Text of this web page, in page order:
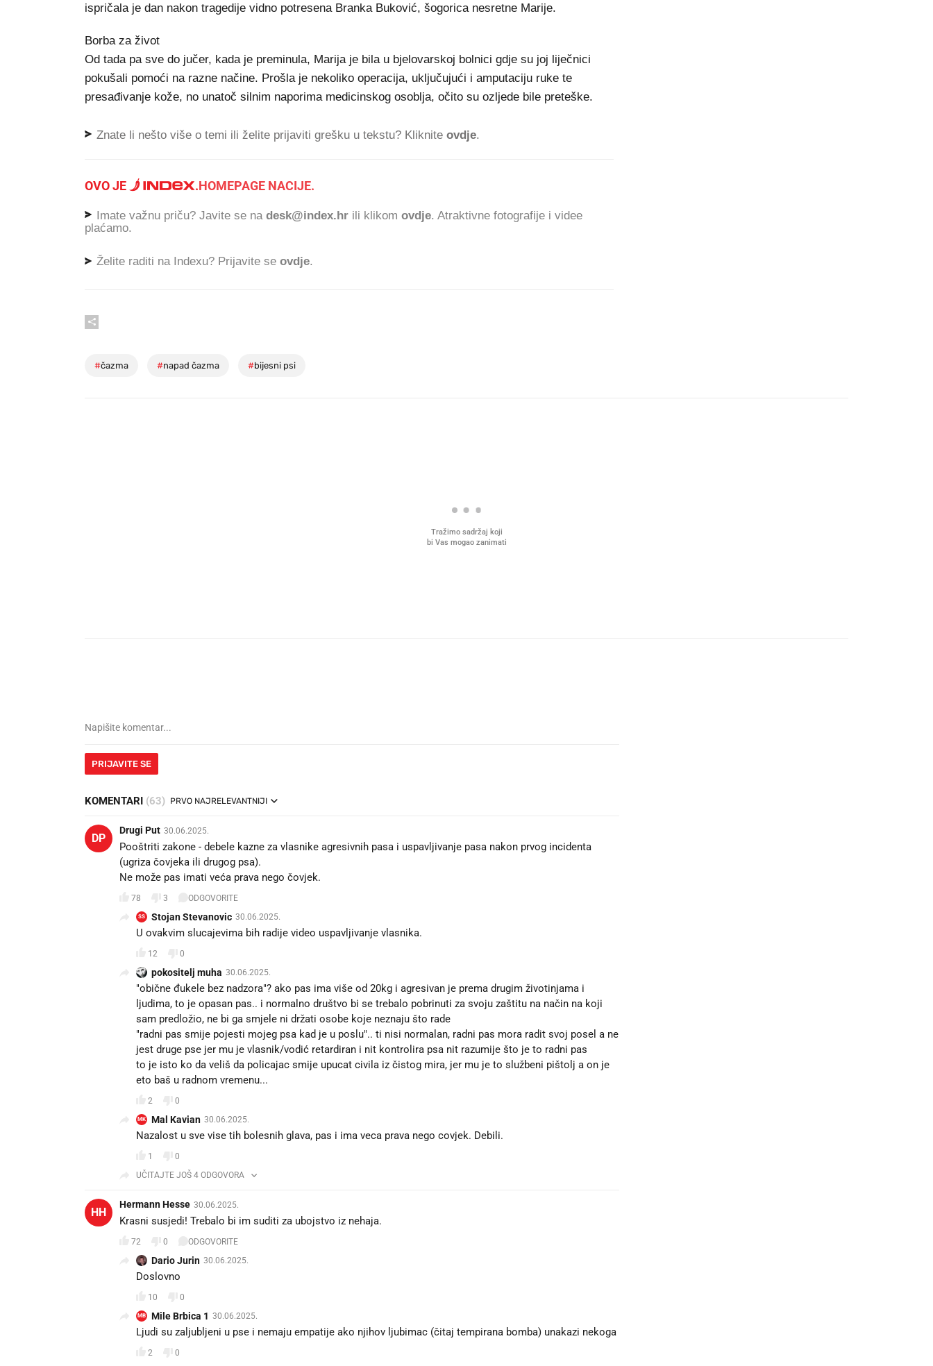
ispričala je dan nakon tragedije vidno potresena Branka Buković, šogorica nesretne Marije.
Borba za život
Od tada pa sve do jučer, kada je preminula, Marija je bila u bjelovarskoj bolnici gdje su joj liječnici
pokušali pomoći na razne načine. Prošla je nekoliko operacija, uključujući i amputaciju ruke te
presađivanje kože, no unatoč silnim naporima medicinskog osoblja, očito su ozljede bile preteške.
Znate li nešto više o temi ili želite prijaviti grešku u tekstu? Kliknite ovdje.
OVO JE .HOMEPAGE NACIJE.
Imate važnu priču? Javite se na desk@index.hr ili klikom ovdje. Atraktivne fotografije i videe
plaćamo.
Želite raditi na Indexu? Prijavite se ovdje.
#čazma #napad čazma #bijesni psi
Tražimo sadržaj koji
bi Vas mogao zanimati
PRIJAVITE SE
KOMENTARI (63) PRVO NAJRELEVANTNIJI
DP
Drugi Put 30.06.2025.
Pooštriti zakone - debele kazne za vlasnike agresivnih pasa i uspavljivanje pasa nakon prvog incidenta
(ugriza čovjeka ili drugog psa).
Ne može pas imati veća prava nego čovjek.
78 3 ODGOVORITE
SS Stojan Stevanovic 30.06.2025.
U ovakvim slucajevima bih radije video uspavljivanje vlasnika.
12 0
pokositelj muha 30.06.2025.
"obične đukele bez nadzora"? ako pas ima više od 20kg i agresivan je prema drugim životinjama i
ljudima, to je opasan pas.. i normalno društvo bi se trebalo pobrinuti za svoju zaštitu na način na koji
sam predložio, ne bi ga smjele ni držati osobe koje neznaju što rade
"radni pas smije pojesti mojeg psa kad je u poslu".. ti nisi normalan, radni pas mora radit svoj posel a ne
jest druge pse jer mu je vlasnik/vodić retardiran i nit kontrolira psa nit razumije što je to radni pas
to je isto ko da veliš da policajac smije upucat civila iz čistog mira, jer mu je to službeni pištolj a on je
eto baš u radnom vremenu...
2 0
MK Mal Kavian 30.06.2025.
Nazalost u sve vise tih bolesnih glava, pas i ima veca prava nego covjek. Debili.
1
0
UČITAJTE JOŠ 4 ODGOVORA
HH
Hermann Hesse 30.06.2025.
Krasni susjedi! Trebalo bi im suditi za ubojstvo iz nehaja.
72 0 ODGOVORITE
Dario Jurin 30.06.2025.
Doslovno
10 0
MB Mile Brbica 1 30.06.2025.
Ljudi su zaljubljeni u pse i nemaju empatije ako njihov ljubimac (čitaj tempirana bomba) unakazi nekoga
2 0